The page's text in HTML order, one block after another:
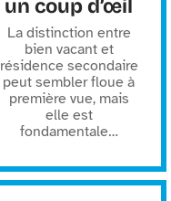
un coup d’œil
La distinction entre
bien vacant et
résidence secondaire
peut sembler floue à
première vue, mais
elle est
fondamentale…